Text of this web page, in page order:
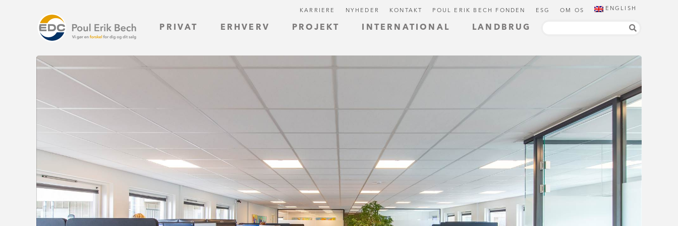
PRIVAT ERHVERV PROJEKT INTERNATIONAL LANDBRUG
KARRIERE NYHEDER KONTAKT POUL ERIK BECH FONDEN ESG OM OS ENGLISH